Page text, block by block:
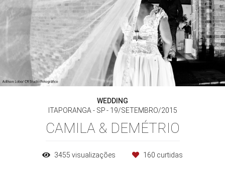
WEDDING
ITAPORANGA - SP
19/SETEMBRO/2015
CAMILA & DEMÉTRIO
3455 visualizações 160 curtidas